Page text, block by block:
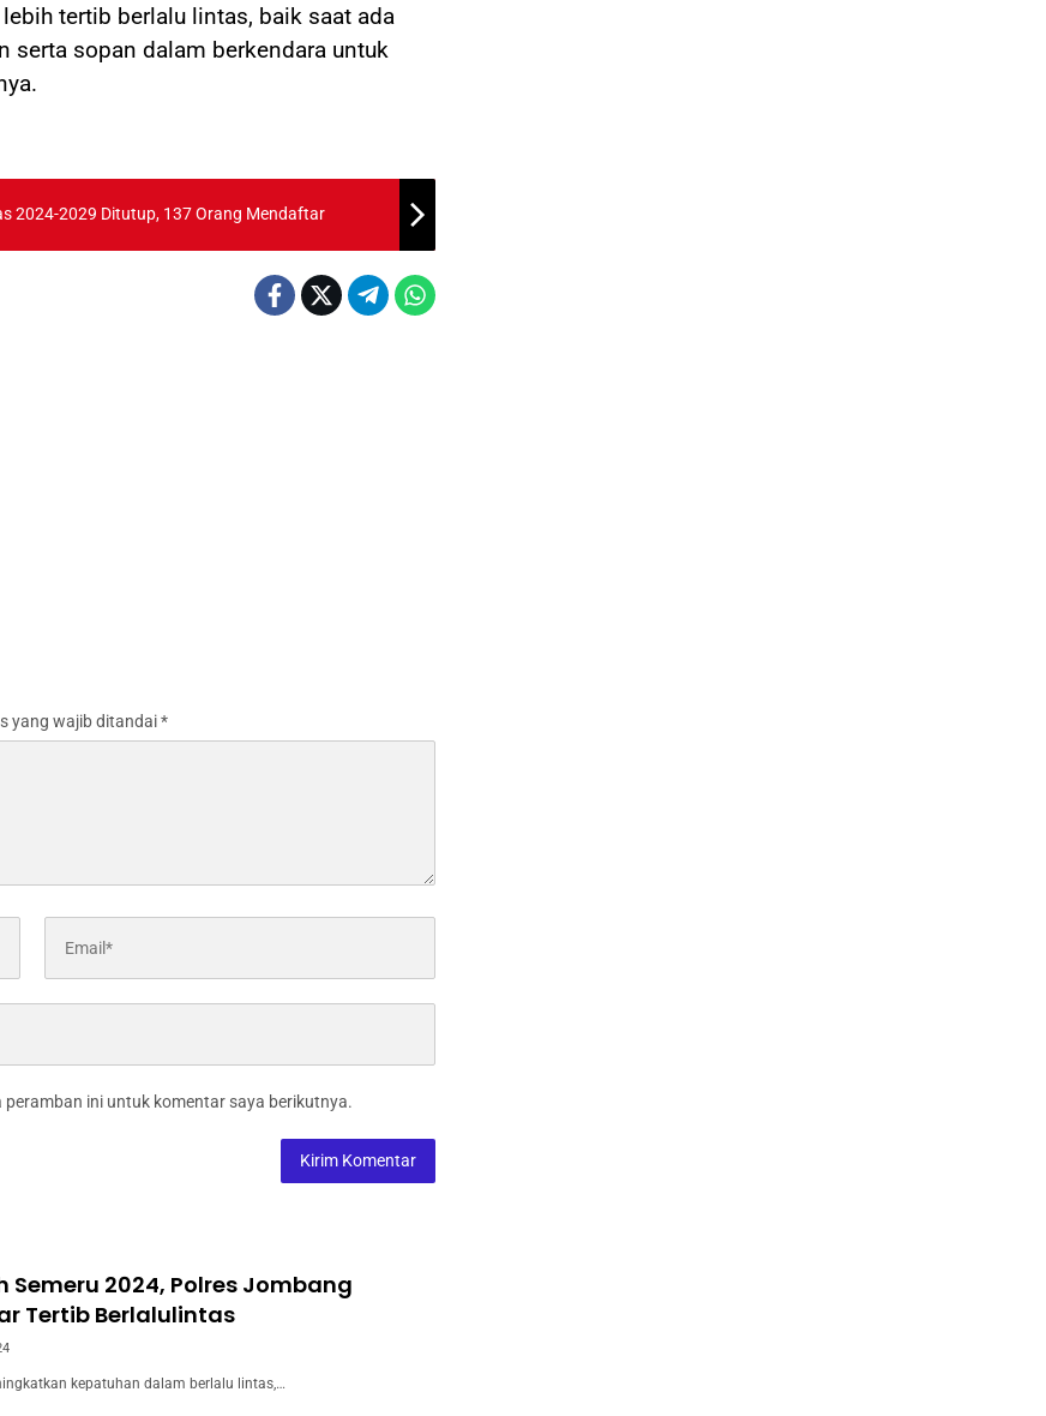
tertib berlalu lintas, baik saat ada
serta sopan dalam berkendara untuk
2024-2029 Ditutup, 137 Orang Mendaftar
yang wajib ditandai*
ini untuk komentar saya berikutnya.
Semeru 2024, Polres Jombang
Tertib Berlalulintas
kepatuhan dalam berlalu lintas,…